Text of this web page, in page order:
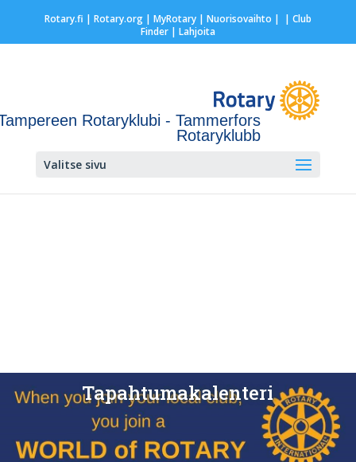
Rotary.fi | Rotary.org| MyRotary | Nuorisovaihto | | Club
Finder| Lahjoita
Rotaryklubi - Tammerfors
Rotaryklubb
Valitse sivu
Tapahtumakalenteri